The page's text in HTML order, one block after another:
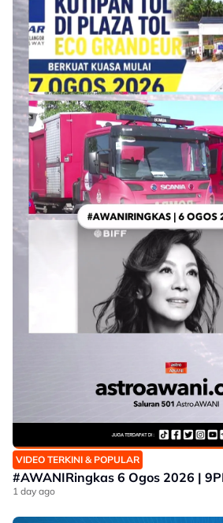
VIDEO TERKINI & POPULAR
#AWANIRingkas 6 Ogos 2026 |
1 day ago